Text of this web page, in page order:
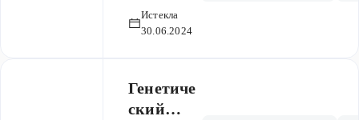
скидкой
64%
паспорт со
Истекла
30.06.2024
Генетиче
ский